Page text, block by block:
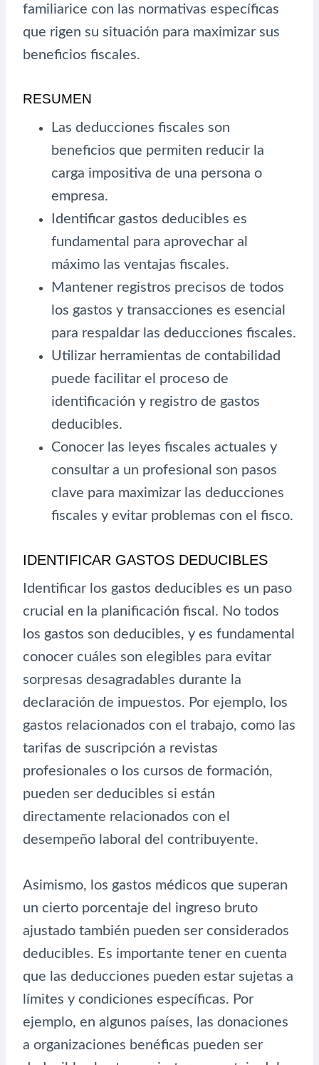
familiarice con las normativas específicas
que rigen su situación para maximizar sus
beneficios fiscales.
RESUMEN
Las deducciones fiscales son
beneficios que permiten reducir la
carga impositiva de una persona o
empresa.
Identificar gastos deducibles es
fundamental para aprovechar al
máximo las ventajas fiscales.
Mantener registros precisos de todos
los gastos y transacciones es esencial
para respaldar las deducciones fiscales.
Utilizar herramientas de contabilidad
puede facilitar el proceso de
identificación y registro de gastos
deducibles.
Conocer las leyes fiscales actuales y
consultar a un profesional son pasos
clave para maximizar las deducciones
fiscales y evitar problemas con el fisco.
IDENTIFICAR GASTOS DEDUCIBLES
Identificar los gastos deducibles es un paso
crucial en la planificación fiscal. No todos
los gastos son deducibles, y es fundamental
conocer cuáles son elegibles para evitar
sorpresas desagradables durante la
declaración de impuestos. Por ejemplo, los
gastos relacionados con el trabajo, como las
tarifas de suscripción a revistas
profesionales o los cursos de formación,
pueden ser deducibles si están
directamente relacionados con el
desempeño laboral del contribuyente.
Asimismo, los gastos médicos que superan
un cierto porcentaje del ingreso bruto
ajustado también pueden ser considerados
deducibles. Es importante tener en cuenta
que las deducciones pueden estar sujetas a
límites y condiciones específicas. Por
ejemplo, en algunos países, las donaciones
a organizaciones benéficas pueden ser